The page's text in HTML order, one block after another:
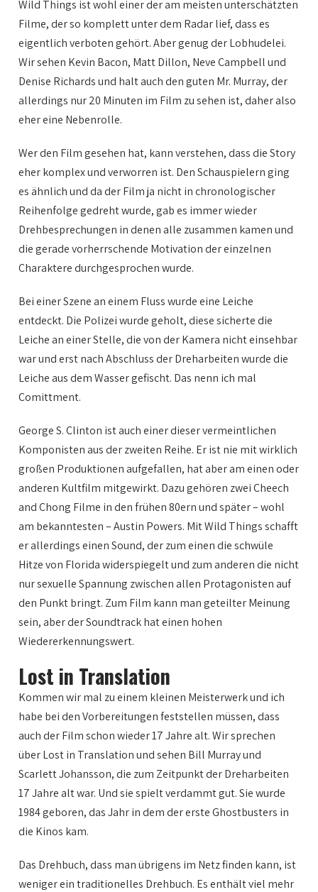
Wild Things ist wohl einer der am meisten unterschätzten
Filme, der so komplett unter dem Radar lief, dass es
eigentlich verboten gehört. Aber genug der Lobhudelei.
Wir sehen Kevin Bacon, Matt Dillon, Neve Campbell und
Denise Richards und halt auch den guten Mr. Murray, der
allerdings nur 20 Minuten im Film zu sehen ist, daher also
eher eine Nebenrolle.
Wer den Film gesehen hat, kann verstehen, dass die Story
eher komplex und verworren ist. Den Schauspielern ging
es ähnlich und da der Film ja nicht in chronologischer
Reihenfolge gedreht wurde, gab es immer wieder
Drehbesprechungen in denen alle zusammen kamen und
die gerade vorherrschende Motivation der einzelnen
Charaktere durchgesprochen wurde.
Bei einer Szene an einem Fluss wurde eine Leiche
entdeckt. Die Polizei wurde geholt, diese sicherte die
Leiche an einer Stelle, die von der Kamera nicht einsehbar
war und erst nach Abschluss der Dreharbeiten wurde die
Leiche aus dem Wasser gefischt. Das nenn ich mal
Comittment.
George S. Clinton ist auch einer dieser vermeintlichen
Komponisten aus der zweiten Reihe. Er ist nie mit wirklich
großen Produktionen aufgefallen, hat aber am einen oder
anderen Kultfilm mitgewirkt. Dazu gehören zwei Cheech
and Chong Filme in den frühen 80ern und später – wohl
am bekanntesten – Austin Powers. Mit Wild Things schafft
er allerdings einen Sound, der zum einen die schwüle
Hitze von Florida widerspiegelt und zum anderen die nicht
nur sexuelle Spannung zwischen allen Protagonisten auf
den Punkt bringt. Zum Film kann man geteilter Meinung
sein, aber der Soundtrack hat einen hohen
Wiedererkennungswert.
Lost in Translation
Kommen wir mal zu einem kleinen Meisterwerk und ich
habe bei den Vorbereitungen feststellen müssen, dass
auch der Film schon wieder 17 Jahre alt. Wir sprechen
über Lost in Translation und sehen Bill Murray und
Scarlett Johansson, die zum Zeitpunkt der Dreharbeiten
17 Jahre alt war. Und sie spielt verdammt gut. Sie wurde
1984 geboren, das Jahr in dem der erste Ghostbusters in
die Kinos kam.
Das Drehbuch, dass man übrigens im Netz finden kann, ist
weniger ein traditionelles Drehbuch. Es enthält viel mehr